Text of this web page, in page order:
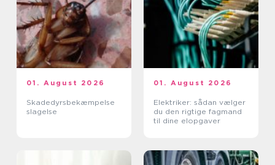
01. August 2026
Skadedyrsbekæmpelse
slagelse
01. August 2026
Elektriker: sådan vælger
du den rigtige fagmand
til dine elopgaver